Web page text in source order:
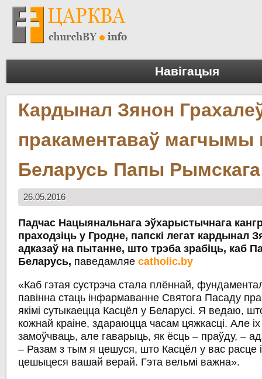
Навігацыя
Кардынал Зянон
пракаментаваў магчымы
Беларусь Папы Рымскага
26.05.2016
Падчас Нацыянальнага эўхарыстычнага
праходзіць у Гродне, папскі легат кардынал
адказаў на пытанне, што трэба зрабіць, каб
Беларусь, паведамляе catholic.by
«Каб гэтая сустрэча стала плённай,
павінна стаць інфармаванне Святога Пасаду
якімі сутыкаецца Касцёл у Беларусі. Я ведаю,
кожнай краіне, здараюцца часам цяжкасці. Але
замоўчваць, але гаварыць, як ёсць – праўду, –
– Разам з тым я цешуся, што Касцёл у вас расце
цешыцеся вашай верай. Гэта вельмі важна».